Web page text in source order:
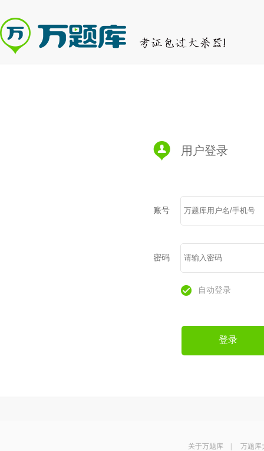
用户登录
账号
密码
自动登录
登录
关于万题库 |万题库